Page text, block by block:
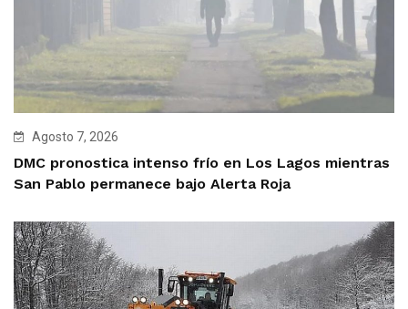
Agosto 7, 2026
DMC pronostica intenso frío en Los Lagos mientras
San Pablo permanece bajo Alerta Roja